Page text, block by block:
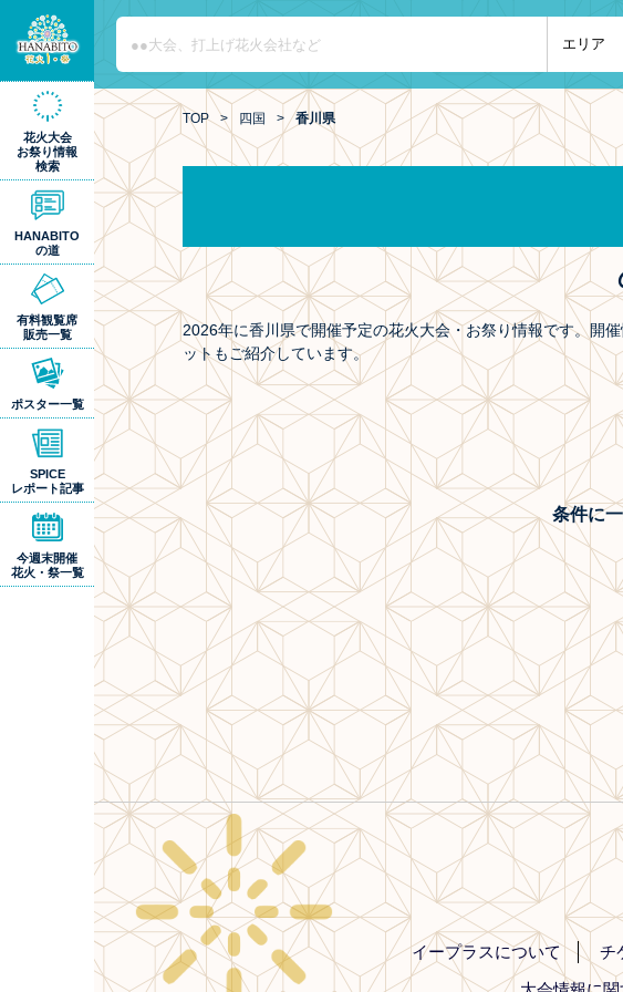
花火大会
お祭り情報
検索
HANABITO
の道
有料観覧席
販売一覧
ポスター一覧
SPICE
レポート記事
今週末開催
花火・祭一覧
TOP
> 四国 > 香川県
2026年に香川県で開催予定の花火大会・お祭り情報です。開
ットもご紹介しています。
条件に
イープラスについて チ